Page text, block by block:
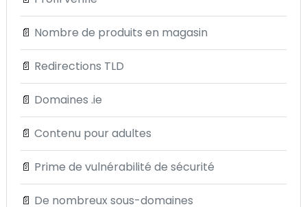
📄 Nombre de produits en magasin
📄 Redirections TLD
📄 Domaines .ie
📄 Contenu pour adultes
📄 Prime de vulnérabilité de sécurité
📄 De nombreux sous-domaines